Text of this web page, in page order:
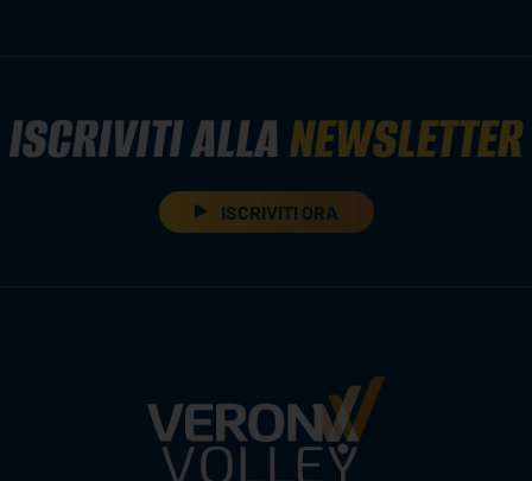
ISCRIVITI ALLANEWSLETTER
ISCRIVITI ORA